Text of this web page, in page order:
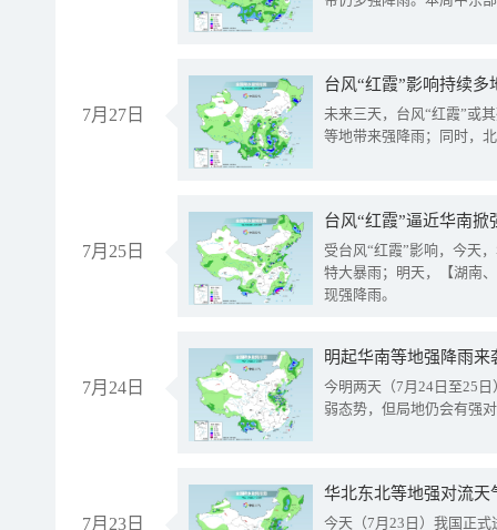
7月27日
台风“红霞”影响持续
未来三天，台风“红霞”或
等地带来强降雨；同时，
7月25日
台风“红霞”逼近华南
受台风“红霞”影响，今天
特大暴雨；明天，【湖南
现强降雨。
7月24日
明起华南等地强降雨
今明两天（7月24日至25
弱态势，但局地仍会有强
7月23日
华北东北等地强对流天
今天（7月23日）我国正